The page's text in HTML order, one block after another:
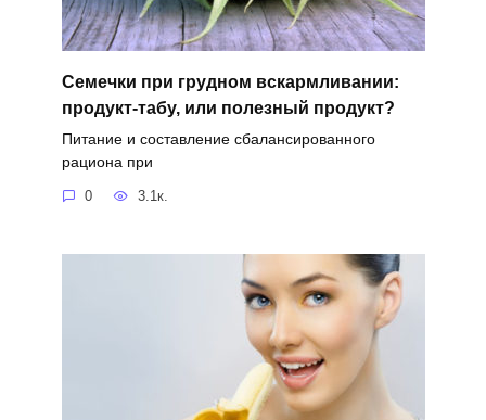
Семечки при грудном вскармливании:
продукт-табу, или полезный продукт?
Питание и составление сбалансированного
рациона при
0 3.1к.